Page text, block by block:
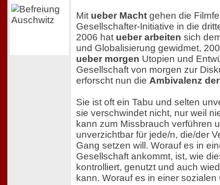
Mit ueber Macht gehen die
Gesellschafter-Initiative in die
2006 hat ueber arbeiten sich
und Globalisierung gewidmet,
ueber morgen Utopien und
Gesellschaft von morgen zur
erforscht nun die Ambivalenz
Sie ist oft ein Tabu und selten
sie verschwindet nicht, nur weil
kann zum Missbrauch verführen
unverzichtbar für jede/n, die/der
Gang setzen will. Worauf es in
Gesellschaft ankommt, ist, wie
kontrolliert, genutzt und auch
kann. Worauf es in einer sozialen